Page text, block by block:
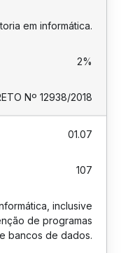
em informática.
2%
Nº 12938/2018
01.07
107
inclusive
de programas
bancos de dados.